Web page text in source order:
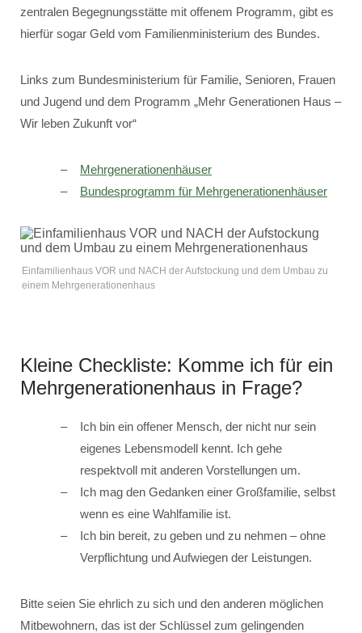
zentralen Begegnungsstätte mit offenem Programm, gibt es
hierfür sogar Geld vom Familienministerium des Bundes.
Links zum Bundesministerium für Familie, Senioren, Frauen
und Jugend und dem Programm „Mehr Generationen Haus –
Wir leben Zukunft vor“
Mehrgenerationenhäuser
Bundesprogramm für Mehrgenerationenhäuser
Einfamilienhaus VOR und NACH der Aufstockung und dem Umbau zu
einem Mehrgenerationenhaus
Kleine Checkliste: Komme ich für ein
Mehrgenerationenhaus in Frage?
Ich bin ein offener Mensch, der nicht nur sein
eigenes Lebensmodell kennt. Ich gehe
respektvoll mit anderen Vorstellungen um.
Ich mag den Gedanken einer Großfamilie, selbst
wenn es eine Wahlfamilie ist.
Ich bin bereit, zu geben und zu nehmen – ohne
Verpflichtung und Aufwiegen der Leistungen.
Bitte seien Sie ehrlich zu sich und den anderen möglichen
Mitbewohnern, das ist der Schlüssel zum gelingenden